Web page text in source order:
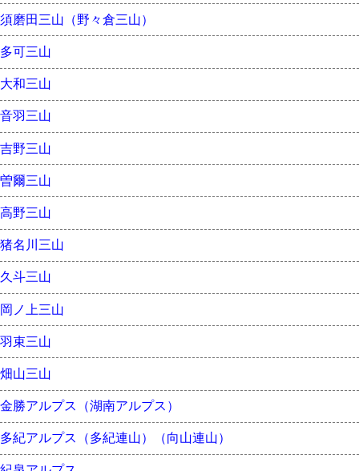
須磨田三山（野々倉三山）
多可三山
大和三山
音羽三山
吉野三山
曽爾三山
高野三山
猪名川三山
久斗三山
岡ノ上三山
羽束三山
畑山三山
金勝アルプス（湖南アルプス）
多紀アルプス（多紀連山）（向山連山）